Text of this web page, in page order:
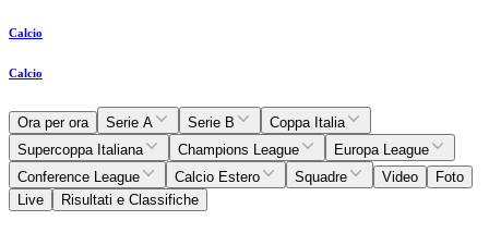
Calcio
Calcio
Ora per ora Serie A Serie B
Coppa Italia
Supercoppa Italiana
Champions League
Europa League
Conference League
Calcio Estero Squadre Video
Foto
Live
Risultati e Classifiche